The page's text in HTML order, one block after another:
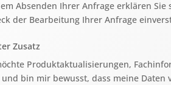
Absenden Ihrer Anfrage erklären
der Bearbeitung Ihrer Anfrage
Zusatz
Produktaktualisierungen,
bin mir bewusst, dass meine